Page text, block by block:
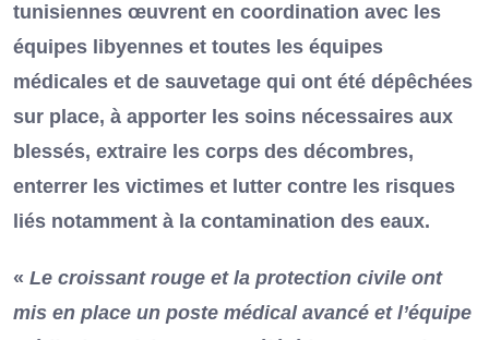
tunisiennes œuvrent en coordination avec les
équipes libyennes et toutes les équipes
médicales et de sauvetage qui ont été dépêchées
sur place, à apporter les soins nécessaires aux
blessés, extraire les corps des décombres,
enterrer les victimes et lutter contre les risques
liés notamment à la contamination des eaux.
« Le croissant rouge et la protection civile ont
mis en place un poste médical avancé et l’équipe